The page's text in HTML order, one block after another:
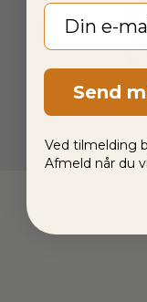
Email
Send
Ved tilmelding
Afmeld når du